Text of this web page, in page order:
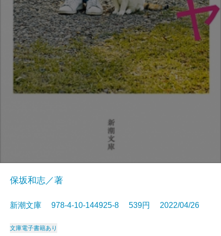
保坂和志／著
新潮文庫 978-4-10-144925-8 539円 2022/04/26
文庫電子書籍あり